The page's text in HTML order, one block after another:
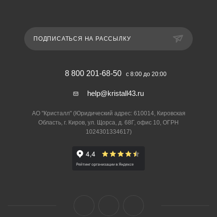
ПОДПИСАТЬСЯ НА РАССЫЛКУ
8 800 201-68-50 с 8:00 до 20:00
help@kristall43.ru
АО "Кристалл" (Юридический адрес: 610014, Кировская
Область, г. Киров, ул. Щорса, д. 68Г, офис 10, ОГРН
1024301334617)